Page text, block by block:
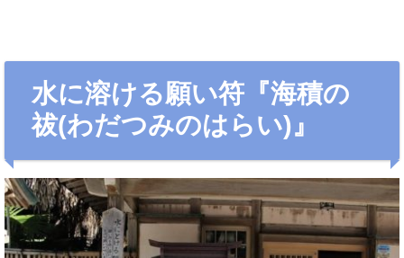
水に溶ける願い符『海積の
祓(わだつみのはらい)』